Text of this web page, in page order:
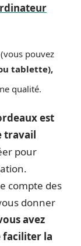
pouvez
tablette),
qualité.
est
travail
pour
compte des
donner
avez
faciliter la